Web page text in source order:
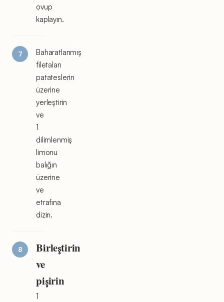
ovup
kaplayın.
Baharatlanmış
filetaları
patateslerin
üzerine
yerleştirin
ve
1
dilimlenmiş
limonu
balığın
üzerine
ve
etrafına
dizin.
Birleştirin
ve
pişirin
1